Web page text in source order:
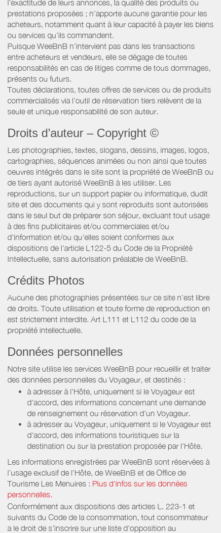
l’exactitude de leurs annonces, la qualité des produits ou
prestations proposées ; n’apporte aucune garantie pour les
acheteurs, notamment quant à leur capacité à payer les biens
ou services qu’ils commandent.
Puisque WeeBnB n’intervient pas dans les transactions
entre acheteurs et vendeurs, elle se dégage de toutes
responsabilités en cas de litiges comme de tous dommages,
présents ou futurs.
Toutes déclarations, toutes offres de services ou de produits
commercialisés via l’outil de réservation tiers relèvent de la
seule et unique responsabilité de son auteur.
Droits d’auteur – Copyright ©
Les photographies, textes, slogans, dessins, images, logos,
cartographies, séquences animées ou non ainsi que toutes
oeuvres intégrés dans le site sont la propriété de WeeBnB ou
de tiers ayant autorisé WeeBnB à les utiliser. Les
reproductions, sur un support papier ou informatique, dudit
site et des documents qui y sont reproduits sont autorisées
dans le seul but de préparer son séjour, excluant tout usage
à des fins publicitaires et/ou commerciales et/ou
d'information et/ou qu'elles soient conformes aux
dispositions de l'article L122-5 du Code de la Propriété
Intellectuelle, sans autorisation préalable de WeeBnB.
Crédits Photos
Aucune des photographies présentées sur ce site n’est libre
de droits. Toute utilisation et toute forme de reproduction en
est strictement interdite. Art L111 et L112 du code de la
propriété intellectuelle.
Données personnelles
Notre site utilise les services WeeBnB pour recueillir et traiter
des données personnelles du Voyageur, et destinés :
à adresser à l'Hôte, uniquement si le Voyageur est
d'accord, des informations concernant une demande
de renseignement ou réservation d'un Voyageur.
à adresser au Voyageur, uniquement si le Voyageur est
d'accord, des informations touristiques sur la
destination ou sur la prestation proposée par l'Hôte.
Les informations enregistrées par WeeBnB sont réservées à
l’usage exclusif de l’Hôte, de WeeBnB et de Office de
Tourisme Les Menuires : Plus d'infos sur les données
personnelles.
Conformément aux dispositions des articles L. 223-1 et
suivants du Code de la consommation, tout consommateur
a le droit de s'inscrire sur une liste d'opposition au